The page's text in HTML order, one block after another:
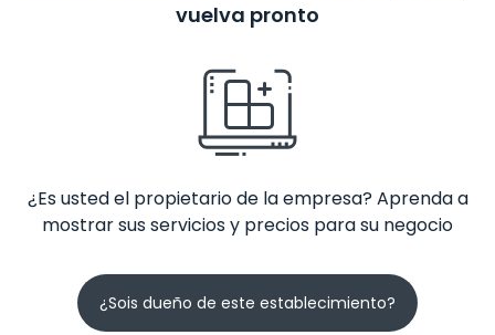
vuelva pronto
¿Es usted el propietario de la empresa? Aprenda a
mostrar sus servicios y precios para su negocio
¿Sois dueño de este establecimiento?